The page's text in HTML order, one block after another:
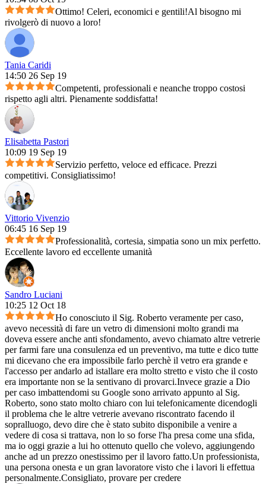
Ottimo! Celeri, economici e gentili!Al bisogno mi
rivolgerò di nuovo a loro!
Tania Caridi
14:50 26 Sep 19
Competenti, professionali e neanche troppo costosi
rispetto agli altri. Pienamente soddisfatta!
Elisabetta Pastori
10:09 19 Sep 19
Servizio perfetto, veloce ed efficace. Prezzi
competitivi. Consigliatissimo!
Vittorio Vivenzio
06:45 16 Sep 19
Professionalità, cortesia, simpatia sono un mix perfetto.
Eccellente lavoro ed eccellente umanità
Sandro Luciani
10:25 12 Oct 18
Ho conosciuto il Sig. Roberto veramente per caso,
avevo necessità di fare un vetro di dimensioni molto grandi ma
doveva essere anche anti sfondamento, avevo chiamato altre vetrerie
per farmi fare una consulenza ed un preventivo, ma tutte e dico tutte
mi dicevano che era impossibile farlo perchè il vetro era grande e
l'accesso per andarlo ad istallare era molto stretto e visto che il costo
era importante non se la sentivano di provarci.Invece grazie a Dio
per caso imbattendomi su Google sono arrivato appunto al Sig.
Roberto, sono stato molto chiaro con lui telefonicamente dicendogli
il problema che le altre vetrerie avevano riscontrato facendo il
sopralluogo, devo dire che è stato subito disponibile a venire a
vedere di cosa si trattava, non lo so forse l'ha presa come una sfida,
ma io oggi grazie a lui ho ottenuto quello che volevo, aggiungendo
anche ad un prezzo onestissimo per il lavoro fatto.Un professionista,
una persona onesta e un gran lavoratore visto che i lavori li effettua
personalmente.Consigliato, provare per credere